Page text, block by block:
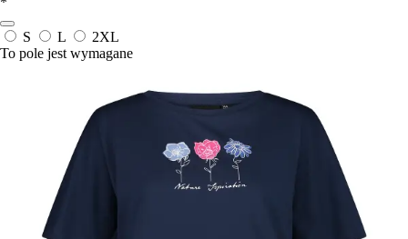
S L
2XL
To pole jest wymagane